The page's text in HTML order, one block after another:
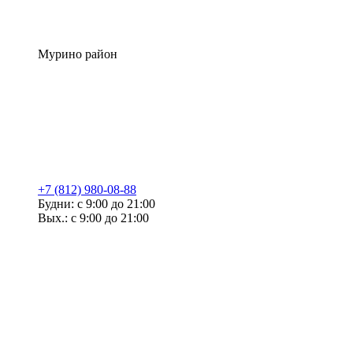
Мурино район
+7 (812) 980-08-88
Будни: с 9:00 до 21:00
Вых.: с 9:00 до 21:00